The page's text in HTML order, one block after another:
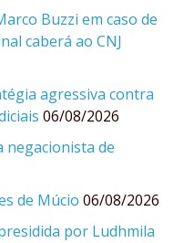
Buzzi em caso de
caberá ao CNJ
agressiva contra
06/08/2026
negacionista de
de Múcio 06/08/2026
por Ludhmila